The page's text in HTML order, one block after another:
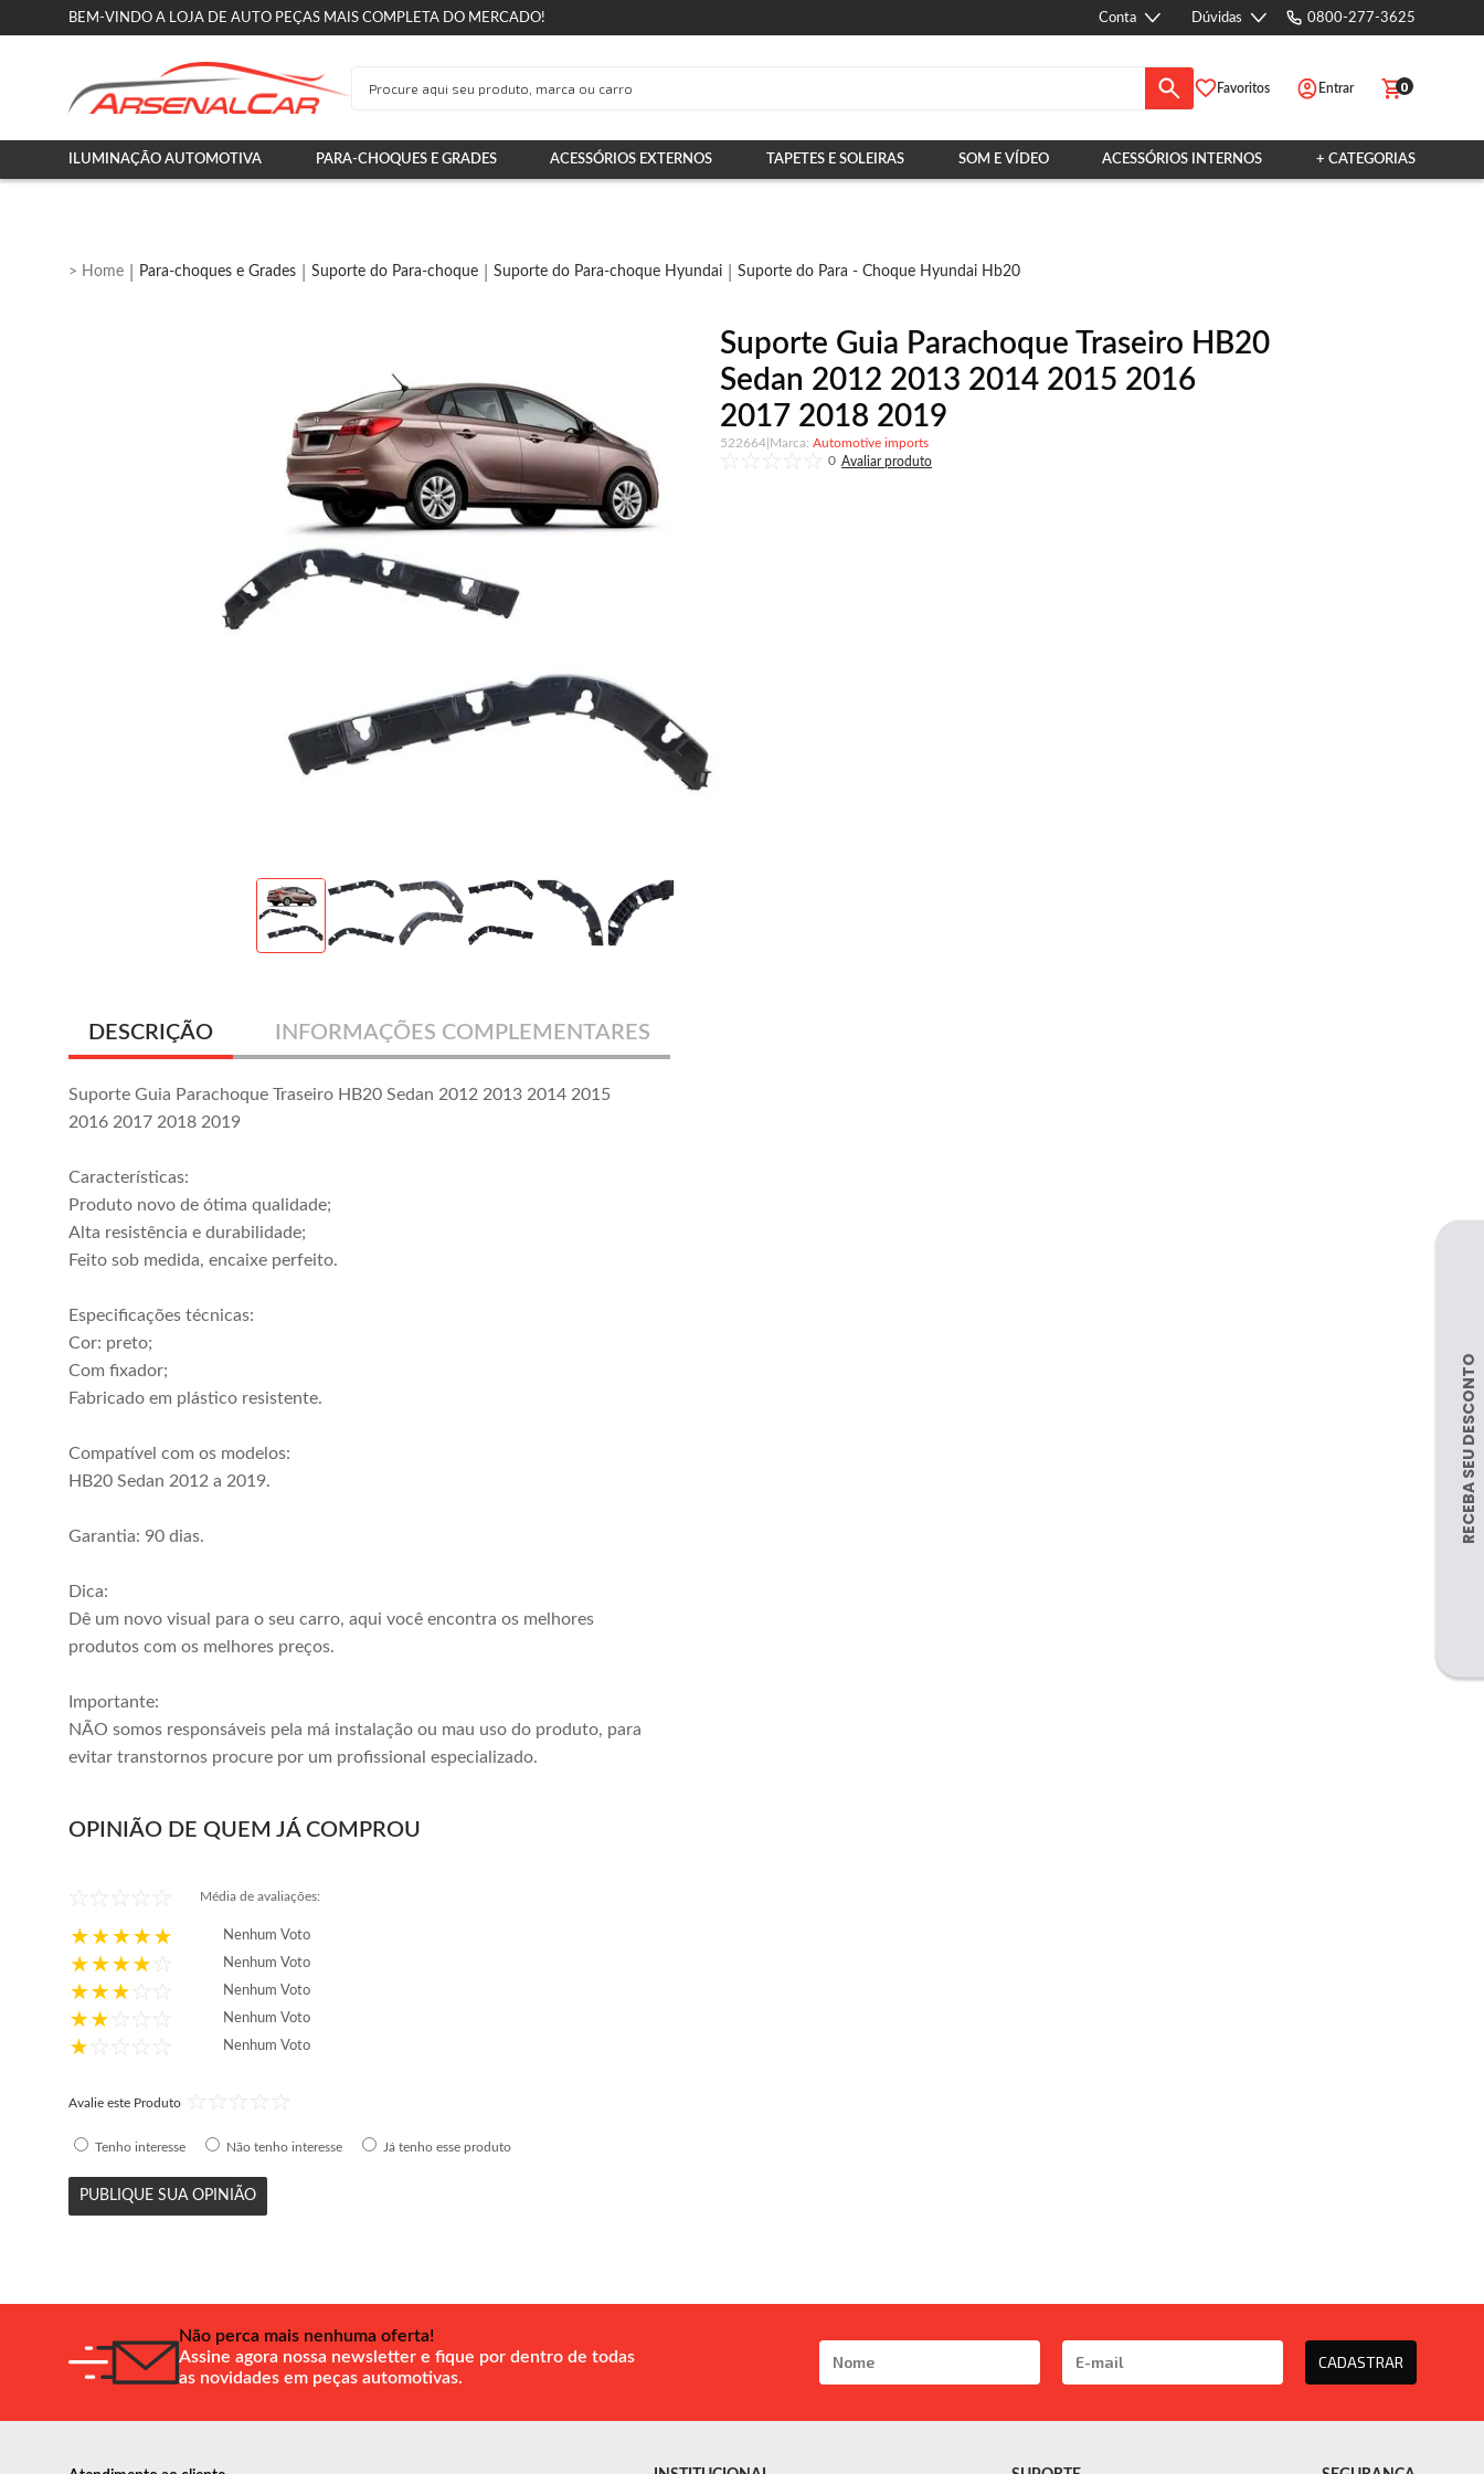
BEM-VINDO A LOJA DE AUTO PEÇAS MAIS COMPLETA DO MERCADO! Conta Dúvidas 0800-277-3625
Favoritos Entrar 0
ILUMINAÇÃO AUTOMOTIVA PARA-CHOQUES E GRADES ACESSÓRIOS EXTERNOS TAPETES E SOLEIRAS SOM E VÍDEO ACESSÓRIOS INTERNOS + CATEGORIAS
Para-choques e Grades Suporte do Para-choque Suporte do Para-choque Hyundai Suporte do Para - Choque Hyundai Hb20
Suporte Guia Parachoque Traseiro HB20
Sedan 2012 2013 2014 2015 2016
2017 2018 2019
522664
Automotive imports
0
DESCRIÇÃO INFORMAÇÕES COMPLEMENTARES
Suporte Guia Parachoque Traseiro HB20 Sedan 2012 2013 2014 2015
2016 2017 2018 2019
Características:
Produto novo de ótima qualidade;
Alta resistência e durabilidade;
Feito sob medida, encaixe perfeito.
Especificações técnicas:
Cor: preto;
Com fixador;
Fabricado em plástico resistente.
Compatível com os modelos:
HB20 Sedan 2012 a 2019.
Garantia: 90 dias.
Dica:
Dê um novo visual para o seu carro, aqui você encontra os melhores
produtos com os melhores preços.
Importante:
NÃO somos responsáveis pela má instalação ou mau uso do produto, para
evitar transtornos procure por um profissional especializado.
OPINIÃO DE QUEM JÁ COMPROU
Média de avaliações:
Nenhum Voto
Nenhum Voto
Nenhum Voto
Nenhum Voto
Nenhum Voto
Avalie este Produto
Tenho interesse Não tenho interesse Já tenho esse produto
PUBLIQUE SUA OPINIÃO
Não perca mais nenhuma oferta!
Assine agora nossa newsletter e fique por dentro de todas
as novidades em peças automotivas.
CADASTRAR